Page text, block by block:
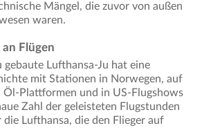
Mängel, die zuvor von außen
waren.
an Flügen
gebaute Lufthansa-Ju hat eine
mit Stationen in Norwegen, auf
Öl-Plattformen und in US-Flugshows
Zahl der geleisteten Flugstunden
die Lufthansa, die den Flieger auf